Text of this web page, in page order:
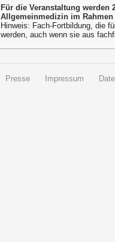
Für die Veranstaltung werden
Allgemeinmedizin im
Hinweis: Fach-Fortbildung, die
werden, auch wenn sie aus
Presse Impressum